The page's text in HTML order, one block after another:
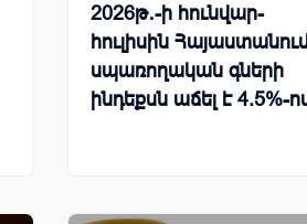
2026թ․-ի հունվար-
հուլիսին
սպառողական գների
ինդեքսն աճել է 4.5%-